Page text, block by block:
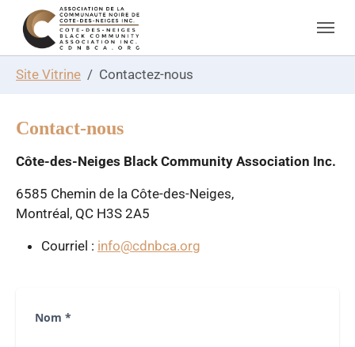
Skip to main navigation
Skip to main content
Skip to page footer
Site Vitrine Contactez-nous
Contact-nous
Côte-des-Neiges Black Community Association Inc.
6585 Chemin de la Côte-des-Neiges,
Montréal, QC H3S 2A5
Courriel : info@cdnbca.org
Nom *